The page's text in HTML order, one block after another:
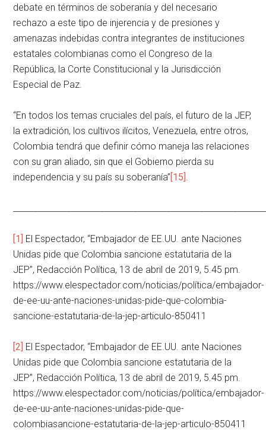
debate en términos de soberanía y del necesario
rechazo a este tipo de injerencia y de presiones y
amenazas indebidas contra integrantes de instituciones
estatales colombianas como el Congreso de la
República, la Corte Constitucional y la Jurisdicción
Especial de Paz.
“En todos los temas cruciales del país, el futuro de la JEP,
la extradición, los cultivos ilícitos, Venezuela, entre otros,
Colombia tendrá que definir cómo maneja las relaciones
con su gran aliado, sin que el Gobierno pierda su
independencia y su país su soberanía”[15].
[1] El Espectador, “Embajador de EE.UU. ante Naciones
Unidas pide que Colombia sancione estatutaria de la
JEP”, Redacción Política, 13 de abril de 2019, 5.45 pm.
https://www.elespectador.com/noticias/política/embajador-
de-ee-uu-ante-naciones-unidas-pide-que-colombia-
sancione-estatutaria-de-la-jep-articulo-850411
[2] El Espectador, “Embajador de EE.UU. ante Naciones
Unidas pide que Colombia sancione estatutaria de la
JEP”, Redacción Política, 13 de abril de 2019, 5.45 pm.
https://www.elespectador.com/noticias/política/embajador-
de-ee-uu-ante-naciones-unidas-pide-que-
colombiasancione-estatutaria-de-la-jep-articulo-850411